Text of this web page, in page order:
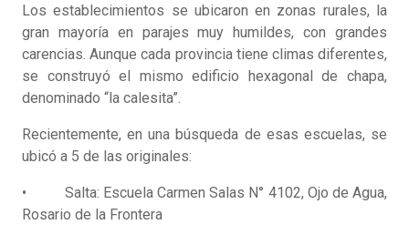
Los establecimientos se ubicaron en zonas rurales, la
gran mayoría en parajes muy humildes, con grandes
carencias. Aunque cada provincia tiene climas diferentes,
se construyó el mismo edificio hexagonal de chapa,
denominado “la calesita”.
Recientemente, en una búsqueda de esas escuelas, se
ubicó a 5 de las originales:
• Salta: Escuela Carmen Salas N° 4102, Ojo de Agua,
Rosario de la Frontera